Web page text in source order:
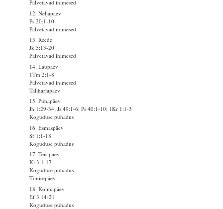
Palvetavad inimesed
12. Neljapäev
Ps 20:1-10
Palvetavad inimesed
13. Reede
Jk 5:13-20
Palvetavad inimesed
14. Laupäev
1Tm 2:1-8
Palvetavad inimesed
Taliharjapäev
15. Pühapäev
Jh 1:29-34; Js 49:1-6; Ps 40:1-10; 1Kr 1:1-3
Koguduse pühadus
16. Esmaspäev
Sf 1:1-18
Koguduse pühadus
17. Teisipäev
Kl 3:1-17
Koguduse pühadus
Tõnisepäev
18. Kolmapäev
Ef 3:14-21
Koguduse pühadus